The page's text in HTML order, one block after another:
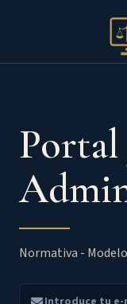
Normativa -